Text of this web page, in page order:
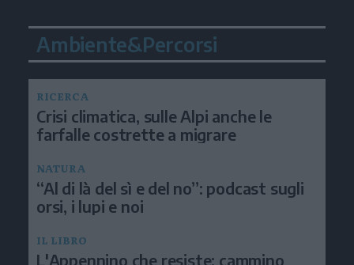
Ambiente&Percorsi
RICERCA
Crisi climatica, sulle Alpi anche le
farfalle costrette a migrare
NATURA
“Al di là del sì e del no”: podcast sugli
orsi, i lupi e noi
IL LIBRO
L'Appennino che resiste: cammino